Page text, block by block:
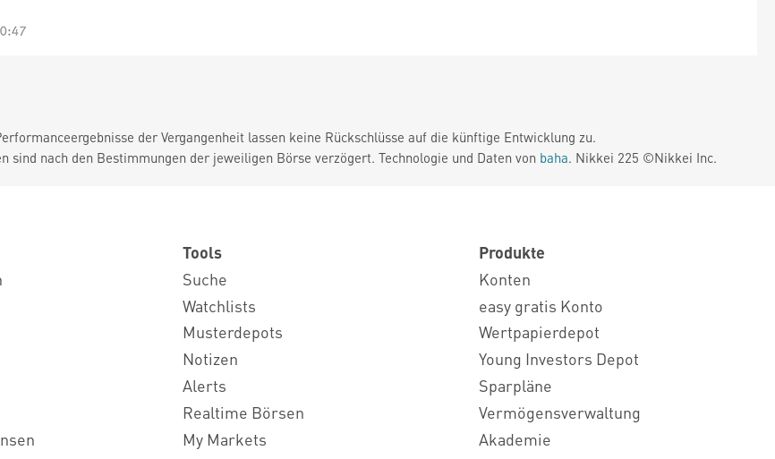
der Vergangenheit lassen keine Rückschlüsse auf die künftige Entwicklung zu.
sind nach den Bestimmungen der jeweiligen Börse verzögert. Technologie und Daten von baha. Nikkei 225 ©Nikkei Inc.
Tools
Suche
Watchlists
Musterdepots
Notizen
Alerts
Realtime Börsen
My Markets
Produkte
Konten
easy gratis Konto
Wertpapierdepot
Young Investors Depot
Sparpläne
Vermögensverwaltung
Akademie